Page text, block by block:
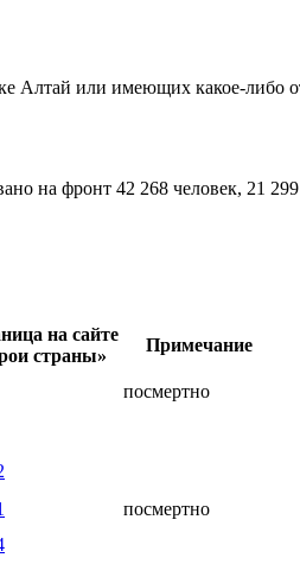
Алтай или имеющих какое-либо
на фронт 42 268 человек, 21
на сайте
страны»
Примечание
посмертно
посмертно